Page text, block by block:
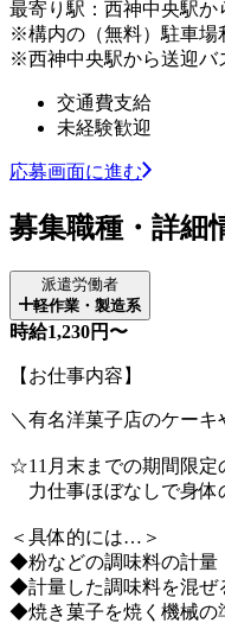
最寄り駅：西神中央駅か
※構内の（無料）駐車場
※西神中央駅から送迎バ
交通費支給
未経験歓迎
応募画面に進む
募集職種・詳細
派遣労働者
軽作業・製造系
時給1,230円〜
【お仕事内容】
＼有名洋菓子店のケー
☆11月末までの期間限定
力仕事ほぼなしで身体
＜具体的には…＞
◆粉などの調味料の計量
◆計量した調味料を混ぜ
◆焼き菓子を焼く機械の